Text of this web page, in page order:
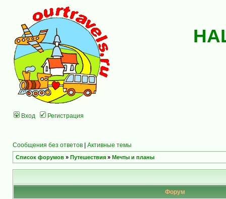
Вход Регистрация
Сообщения без ответов | Активные темы
Список форумов » Путешествия » Мечты и планы
Форум